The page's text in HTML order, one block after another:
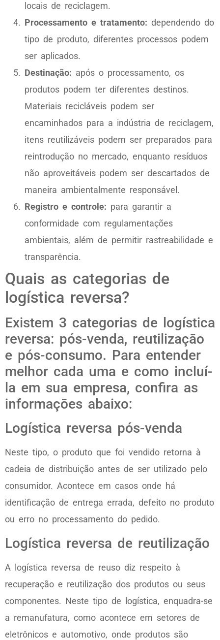
locais de reciclagem.
Processamento e tratamento: dependendo do
tipo de produto, diferentes processos podem
ser aplicados.
Destinação: após o processamento, os
produtos podem ter diferentes destinos.
Materiais recicláveis podem ser
encaminhados para a indústria de reciclagem,
itens reutilizáveis podem ser preparados para
reintrodução no mercado, enquanto resíduos
não aproveitáveis podem ser descartados de
maneira ambientalmente responsável.
Registro e controle: para garantir a
conformidade com regulamentações
ambientais, além de permitir rastreabilidade e
transparência.
Quais as categorias de
logística reversa?
Existem 3 categorias de logística
reversa: pós-venda, reutilização
e pós-consumo. Para entender
melhor cada uma e como incluí-
la em sua empresa, confira as
informações abaixo:
Logística reversa pós-venda
Neste tipo, o produto que foi vendido retorna à
cadeia de distribuição antes de ser utilizado pelo
consumidor. Acontece em casos onde há
identificação de entrega errada, defeito no produto
ou erro no processamento do pedido.
Logística reversa de reutilização
A logística reversa de reuso diz respeito à
recuperação e reutilização dos produtos ou seus
componentes. Neste tipo de logística, enquadra-se
a remanufatura, como acontece em setores de
eletrônicos e automotivo, onde produtos são